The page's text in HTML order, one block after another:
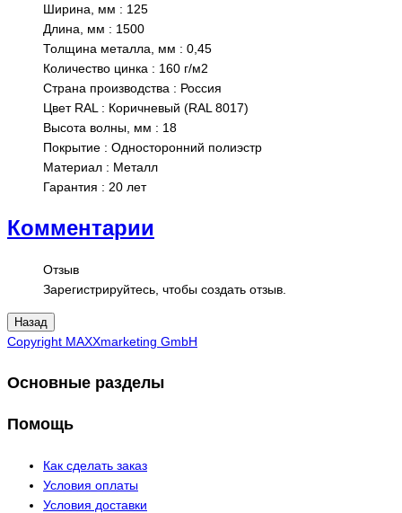
Ширина, мм : 125
Длина, мм : 1500
Толщина металла, мм : 0,45
Количество цинка : 160 г/м2
Страна производства : Россия
Цвет RAL : Коричневый (RAL 8017)
Высота волны, мм : 18
Покрытие : Односторонний полиэстр
Материал : Металл
Гарантия : 20 лет
Комментарии
Отзыв
Зарегистрируйтесь, чтобы создать отзыв.
Copyright MAXXmarketing GmbH
Основные разделы
Помощь
Как сделать заказ
Условия оплаты
Условия доставки